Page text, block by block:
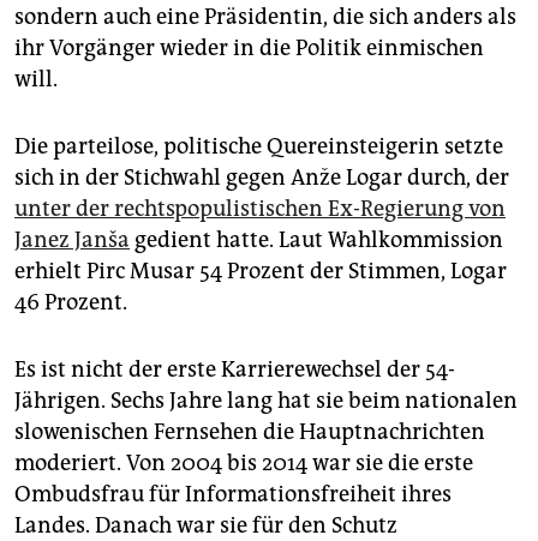
sondern auch eine Präsidentin, die sich anders als
ihr Vorgänger wieder in die Politik einmischen
will.
Die parteilose, politische Quereinsteigerin setzte
sich in der Stichwahl gegen Anže Logar durch, der
unter der rechtspopulistischen Ex-Regierung von
Janez Janša gedient hatte. Laut Wahlkommission
erhielt Pirc Musar 54 Prozent der Stimmen, Logar
46 Prozent.
Es ist nicht der erste Karrierewechsel der 54-
Jährigen. Sechs Jahre lang hat sie beim nationalen
slowenischen Fernsehen die Hauptnachrichten
moderiert. Von 2004 bis 2014 war sie die erste
Ombudsfrau für Informationsfreiheit ihres
Landes. Danach war sie für den Schutz